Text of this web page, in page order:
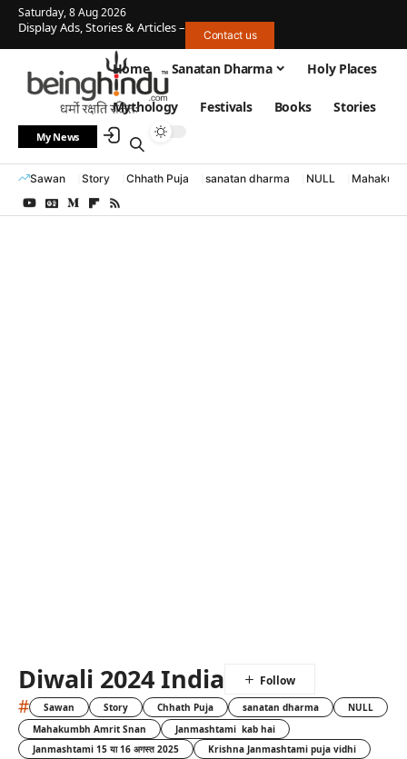
Saturday, 8 Aug 2026
Display Ads, Stories & Articles – Contact us
Home Sanatan Dharma Holy Places
Mythology Festivals Books Stories
My News
Sawan Story Chhath Puja sanatan dharma NULL
Diwali 2024 India
# Sawan Story Chhath Puja sanatan dharma
NULL
Mahakumbh Amrit Snan
Janmashtami kab hai
Janmashtami 15 या 16 अगस्त 2025
Krishna Janmashtami puja vidhi